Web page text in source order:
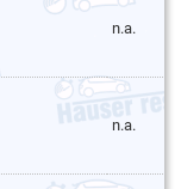
n.a.
n.a.